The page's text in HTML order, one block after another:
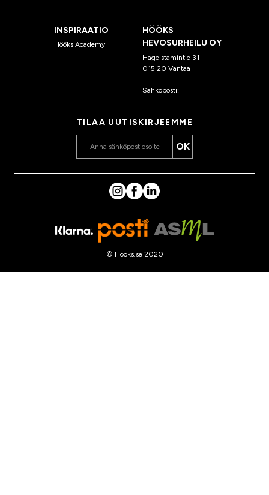
INSPIRAATIO
Hööks Academy
HÖÖKS
HEVOSURHEILU OY
Hagelstamintie 31
015 20 Vantaa
Sähköposti:
TILAA UUTISKIRJEEMME
OK
© Hööks.se 2020